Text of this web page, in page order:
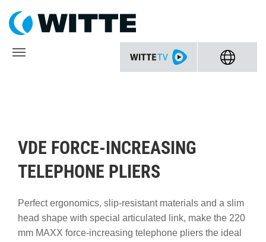
VDE FORCE-INCREASING
TELEPHONE PLIERS
Perfect ergonomics, slip-resistant materials and a slim
head shape with special articulated link, make the 220
mm MAXX force-increasing telephone pliers the ideal